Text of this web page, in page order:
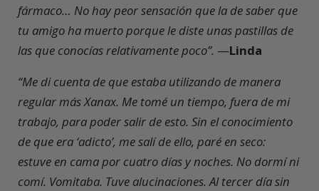
fármaco… No hay peor sensación que la de saber que
tu amigo ha muerto porque le diste unas pastillas de
las que conocías relativamente poco”. —Linda
“Me di cuenta de que estaba utilizando de manera
regular más Xanax. Me tomé un tiempo, fuera de mi
trabajo, para poder salir de esto. Sin el conocimiento
de que era ‘adicto’, me salí de ello, paré en seco:
estuve en cama por cuatro días y noches. No dormí ni
comí. Vomitaba. Tuve alucinaciones. Al tercer día sin